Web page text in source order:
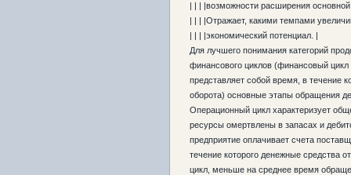
| | | |возможности расширения
| | | |Отражает, какими темпами
| | | |экономический потенциал. |
Для лучшего понимания категорий
финансового циклов (финансовый
представляет собой время, в течение
оборота) основные этапы обращения
Операционный цикл характеризует
ресурсы омертвлены в запасах и
предприятие оплачивает счета
течение которого денежные средства
цикл, меньше на среднее время